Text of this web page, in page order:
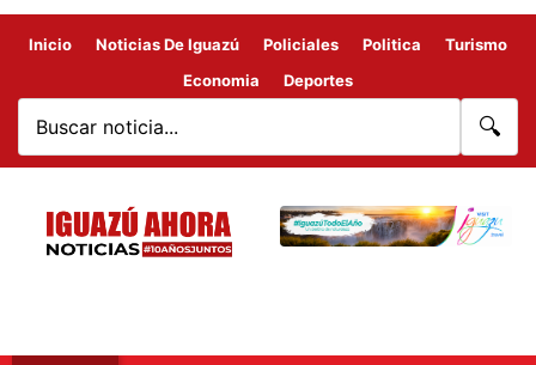
Inicio Noticias De Iguazú Policiales Politica
Turismo
Economia
Deportes
🔍